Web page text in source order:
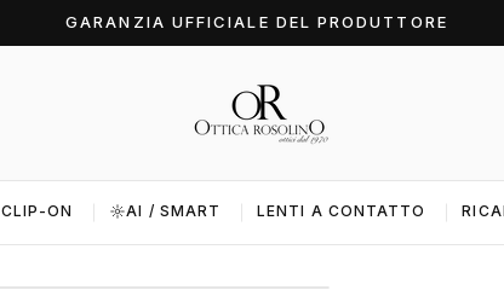
GARANZIA UFFICIALE DEL PRODUTTORE
CLIP-ON AI / SMART LENTI A CONTATTO